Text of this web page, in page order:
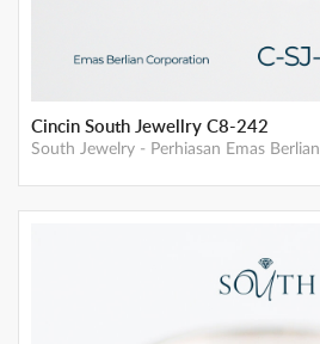
Cincin South Jewellry C8-242
South Jewelry - Perhiasan Emas Berlian